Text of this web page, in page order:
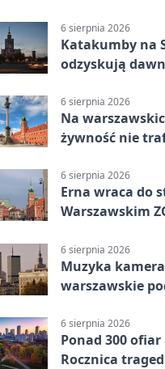
6 sierpnia 2026
Katakumby na
odzyskują
6 sierpnia 2026
Na
żywność nie
6 sierpnia 2026
Erna wraca do
Warszawskim
6 sierpnia 2026
Muzyka
warszawskie
6 sierpnia 2026
Ponad 300
Rocznica